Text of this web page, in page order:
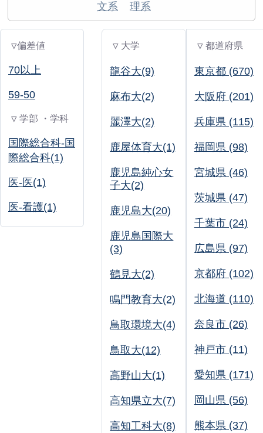
文系 理系
▽偏差値
70以上
59-50
▽ 学部 ・学科
国際総合科-国
際総合科(1)
医-医(1)
医-看護(1)
▽ 大学
龍谷大(9)
麻布大(2)
麗澤大(2)
鹿屋体育大(1)
鹿児島純心女
子大(2)
鹿児島大(20)
鹿児島国際大
(3)
鶴見大(2)
鳴門教育大(2)
鳥取環境大(4)
鳥取大(12)
高野山大(1)
高知県立大(7)
高知工科大(8)
▽ 都道府県
東京都 (670)
大阪府 (201)
兵庫県 (115)
福岡県 (98)
宮城県 (46)
茨城県 (47)
千葉市 (24)
広島県 (97)
京都府 (102)
北海道 (110)
奈良市 (26)
神戸市 (11)
愛知県 (171)
岡山県 (56)
熊本県 (37)